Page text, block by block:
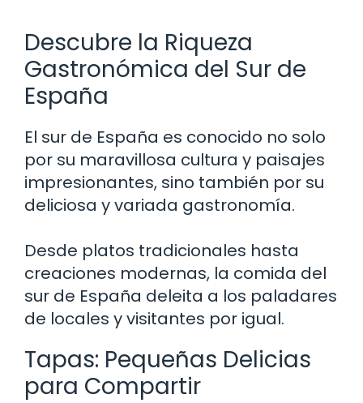
Descubre la Riqueza
Gastronómica del Sur de
España
El sur de España es conocido no solo
por su maravillosa cultura y paisajes
impresionantes, sino también por su
deliciosa y variada gastronomía.
Desde platos tradicionales hasta
creaciones modernas, la comida del
sur de España deleita a los paladares
de locales y visitantes por igual.
Tapas: Pequeñas Delicias
para Compartir